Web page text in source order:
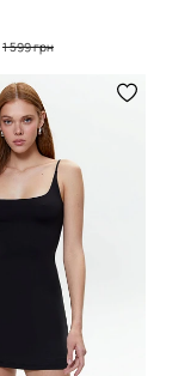
1 599 грн